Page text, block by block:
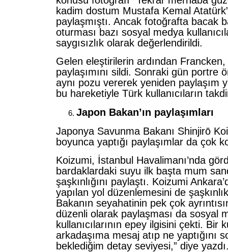
kadim dostum Mustafa Kemal
paylaşmıştı. Ancak fotoğrafta bacak
oturması bazı sosyal medya
saygısızlık olarak değerlendirildi.
Gelen eleştirilerin ardından
paylaşımını sildi. Sonraki gün portre
aynı pozu vererek yeniden paylaşım
bu hareketiyle Türk kullanıcıların
Japon Bakan’ın paylaşımları
Japonya Savunma Bakanı Shinjirō
boyunca yaptığı paylaşımlar da çok
Koizumi, İstanbul Havalimanı’nda
bardaklardaki suyu ilk başta mum
şaşkınlığını paylaştı. Koizumi
yapılan yol düzenlemesini de
Bakanın seyahatinin pek çok
düzenli olarak paylaşması da sosyal
kullanıcılarının epey ilgisini çekti. Bir
arkadaşıma mesaj atıp ne yaptığını
beklediğim detay seviyesi,” diye